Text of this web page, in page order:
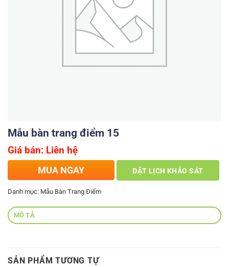
Mẫu bàn trang điểm 15
Giá bán: Liên hệ
MUA NGAY ĐẶT LỊCH KHẢO SÁT
Danh mục: Mẫu Bàn Trang Điểm
MÔ TẢ
SẢN PHẨM TƯƠNG TỰ